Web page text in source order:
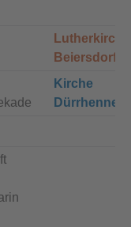
Lutherkirche
Beiersdorf
Kirche